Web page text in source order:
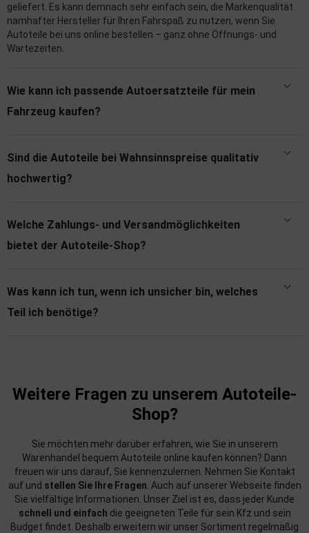
geliefert. Es kann demnach sehr einfach sein, die Markenqualität
namhafter Hersteller für Ihren Fahrspaß zu nutzen, wenn Sie
Autoteile bei uns online bestellen – ganz ohne Öffnungs- und
Wartezeiten.
Wie kann ich passende Autoersatzteile für mein
Fahrzeug kaufen?
Sind die Autoteile bei Wahnsinnspreise qualitativ
hochwertig?
Welche Zahlungs- und Versandmöglichkeiten
bietet der Autoteile-Shop?
Was kann ich tun, wenn ich unsicher bin, welches
Teil ich benötige?
Weitere Fragen zu unserem Autoteile-
Shop?
Sie möchten mehr darüber erfahren, wie Sie in unserem
Warenhandel bequem Autoteile online kaufen können? Dann
freuen wir uns darauf, Sie kennenzulernen. Nehmen Sie Kontakt
auf und stellen Sie Ihre Fragen . Auch auf unserer Webseite finden
Sie vielfältige Informationen. Unser Ziel ist es, dass jeder Kunde
schnell und einfach die geeigneten Teile für sein Kfz und sein
Budget findet. Deshalb erweitern wir unser Sortiment regelmäßig